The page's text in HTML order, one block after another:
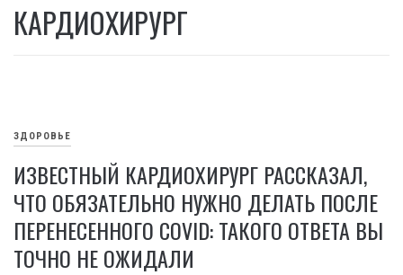
КАРДИОХИРУРГ
ЗДОРОВЬЕ
ИЗВЕСТНЫЙ КАРДИОХИРУРГ РАССКАЗАЛ,
ЧТО ОБЯЗАТЕЛЬНО НУЖНО ДЕЛАТЬ ПОСЛЕ
ПЕРЕНЕСЕННОГО COVID: ТАКОГО ОТВЕТА ВЫ
ТОЧНО НЕ ОЖИДАЛИ